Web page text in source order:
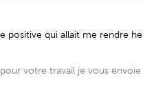
positive qui allait me rendre
votre travail je vous